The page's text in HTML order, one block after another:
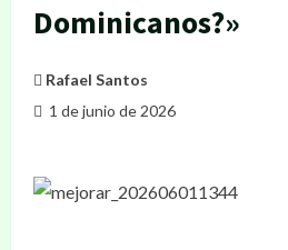
Dominicanos?»
Rafael Santos
1 de junio de 2026